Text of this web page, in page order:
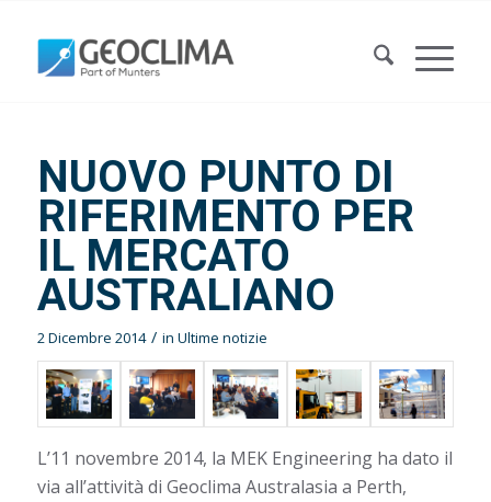
NUOVO PUNTO DI
RIFERIMENTO PER
IL MERCATO
AUSTRALIANO
2 Dicembre 2014 / in Ultime notizie
L’11 novembre 2014, la MEK Engineering ha dato il
via all’attività di Geoclima Australasia a Perth,